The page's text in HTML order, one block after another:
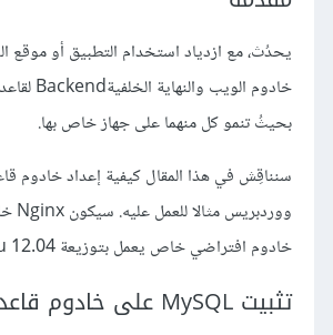
يحدُث، مع ازدياد استخدام التطبيق أو موقع
بحيثُ تنمو كل منهما على جهاز خاص بها.
خادوم افتراضي خاص يعمل بتوزيعة Ubuntu 12.04.
تثبيت MySQL على خادوم قاعدة البيانات